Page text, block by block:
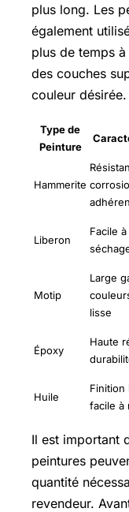
plus long. Les
également
plus de temps
des couches
couleur désirée.
Type de
Peinture
Hammerite
Liberon
Facile
Motip
Large
lisse
Époxy
Haute
Huile
Finition
facile à
Il est important
peintures
quantité
revendeur.